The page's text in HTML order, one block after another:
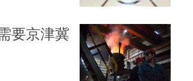
要京津冀